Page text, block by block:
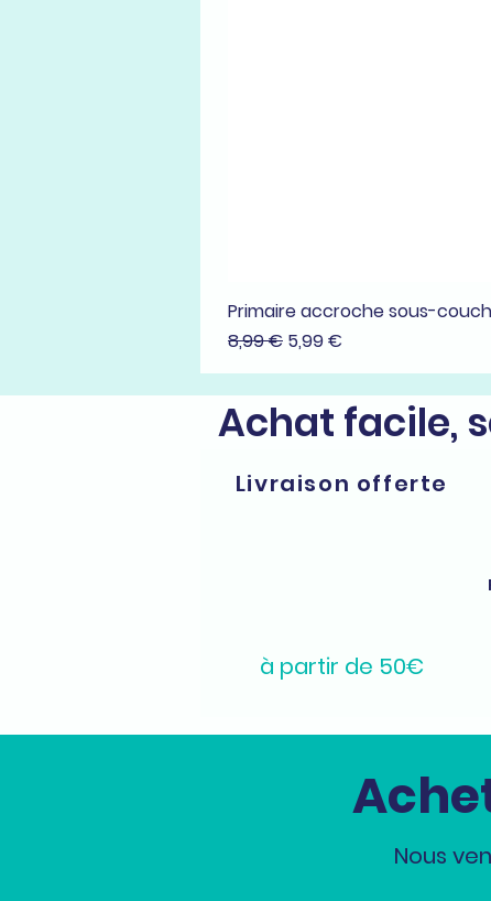
Primaire accroche sous-
Prix original
8,99 € Prix promotionnel
5,99 €
Achat facile,
à partir de 50€
Livraison offerte
Nous